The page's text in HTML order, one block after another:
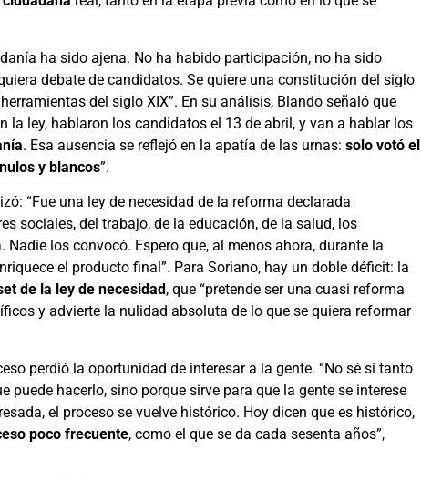
ha sido ajena. No ha habido participación, no ha sido
debate de candidatos. Se quiere una constitución del siglo
del siglo XIX”. En su análisis, Blando señaló que
la ley, hablaron los candidatos el 13 de abril, y van a hablar los
. Esa ausencia se reflejó en la apatía de las urnas: solo votó el
y blancos”.
“Fue una ley de necesidad de la reforma declarada
sociales, del trabajo, de la educación, de la salud, los
los convocó. Espero que, al menos ahora, durante la
el producto final”. Para Soriano, hay un doble déficit: la
de la ley de necesidad , que “pretende ser una cuasi reforma
y advierte la nulidad absoluta de lo que se quiera reformar
perdió la oportunidad de interesar a la gente. “No sé si tanto
puede hacerlo, sino porque sirve para que la gente se interese
el proceso se vuelve histórico. Hoy dicen que es histórico,
poco frecuente, como el que se da cada sesenta años”,